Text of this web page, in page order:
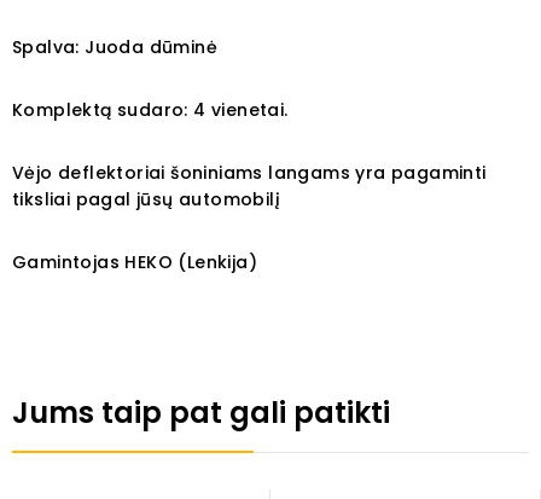
Spalva: Juoda dūminė
Komplektą sudaro: 4 vienetai.
Vėjo deflektoriai šoniniams langams yra pagaminti
tiksliai pagal jūsų automobilį
Gamintojas HEKO (Lenkija)
Jums taip pat gali patikti